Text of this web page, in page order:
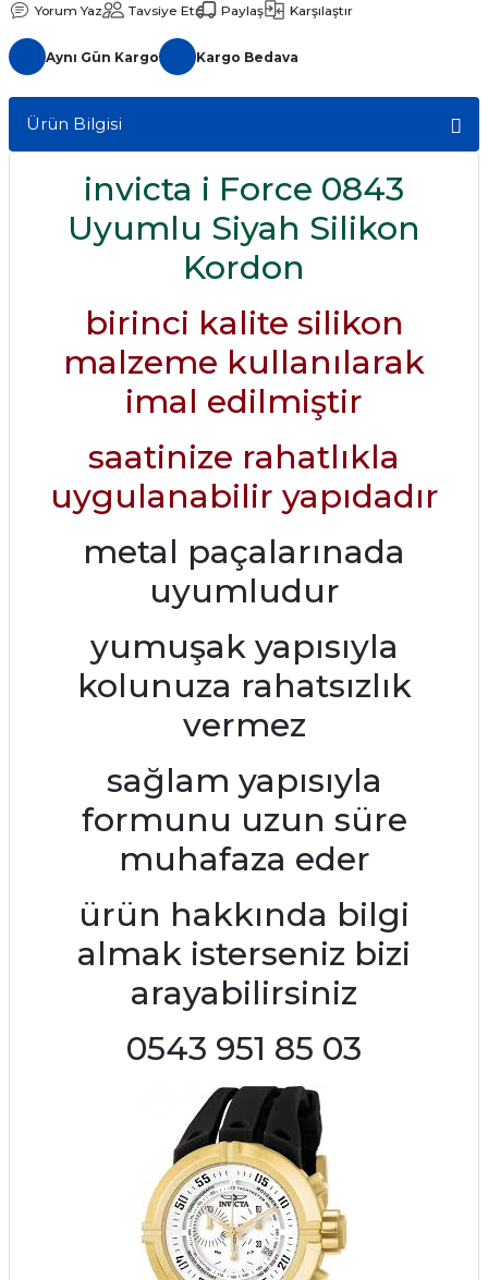
Yorum Yaz Tavsiye Et Paylaş Karşılaştır
Aynı Gün Kargo Kargo Bedava
Ürün Bilgisi
invicta i Force 0843
Uyumlu Siyah Silikon
Kordon
birinci kalite silikon
malzeme kullanılarak
imal edilmiştir
saatinize rahatlıkla
uygulanabilir yapıdadır
metal paçalarınada
uyumludur
yumuşak yapısıyla
kolunuza rahatsızlık
vermez
sağlam yapısıyla
formunu uzun süre
muhafaza eder
ürün hakkında bilgi
almak isterseniz bizi
arayabilirsiniz
0543 951 85 03